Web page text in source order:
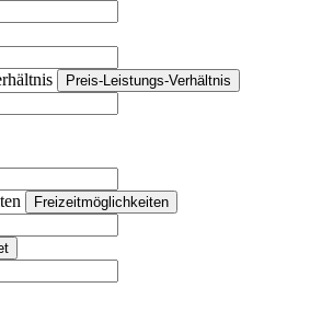
Preis-Leistungs-Verhältnis
Freizeitmöglichkeiten